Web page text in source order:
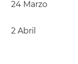
24 Marzo
2 Abril